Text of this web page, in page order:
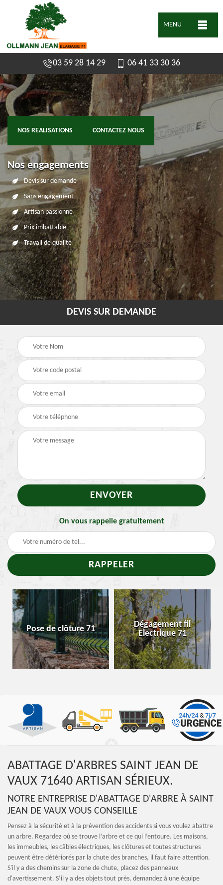
MENU
03 59 28 14 29 06 41 33 30 36
NOS REALISATIONS CONTACTEZ NOUS
Nos engagements
Devis sur demande
Sans engagement
Artisan passionné
Prix imbattable
Travail de qualité
DEVIS SUR DEMANDE
On vous rappelle gratuitement
Pose de clôture 71
Dégagement fil
Electrique 71
ABATTAGE D'ARBRES SAINT JEAN DE
VAUX 71640 ARTISAN SÉRIEUX.
NOTRE ENTREPRISE D'ABATTAGE D'ARBRE À SAINT
JEAN DE VAUX VOUS CONSEILLE
Pensez à la sécurité et à la prévention des accidents si vous voulez abattre
un arbre. Regardez où se trouve l’arbre et ce qui l’entoure. Les maisons,
les immeubles, les câbles électriques, les clôtures et toutes structures
peuvent être détériorés par la chute des branches, il faut faire attention.
S'il y a des chemins sur la zone de chute, placez des panneaux
d'avertissement. S’il y a des objets tout près, demandez à une équipe